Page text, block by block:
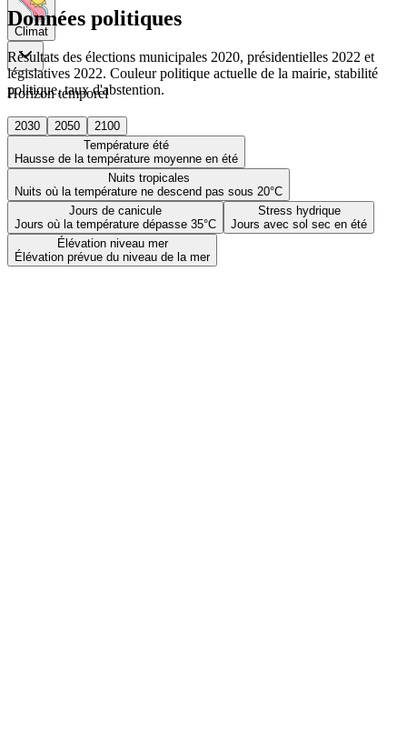
Climat
Horizon temporel
2030 2050
2100
Température été
Hausse de la température moyenne en été
Nuits tropicales
Nuits où la température ne descend pas sous 20°C
Jours de canicule
Jours où la température dépasse 35°C
Stress hydrique
Jours avec sol sec en été
Élévation niveau mer
Élévation prévue du niveau de la mer
Données politiques
Résultats des élections municipales 2020, présidentielles 2022 et
législatives 2022. Couleur politique actuelle de la mairie, stabilité
politique, taux d'abstention.